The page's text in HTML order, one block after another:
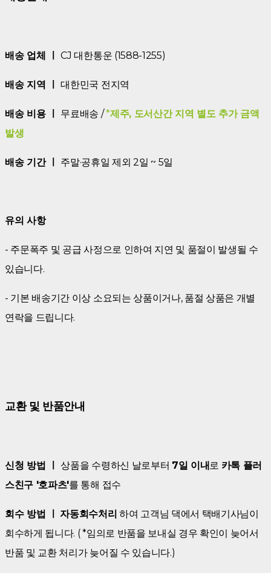
배송 업체 ㅣCJ 대한통운 (1588-1255)
배송 지역 ㅣ대한민국 전지역
배송 비용 ㅣ 무료배송 /*제주, 도서산간 지역 별도 추가 금액
발생
배송 기간 ㅣ 주말·공휴일 제외 2일 ~ 5일
유의 사항
- 주문폭주 및 공급 사정으로 인하여 지연 및 품절이 발생될 수
있습니다.
- 기본 배송기간 이상 소요되는 상품이거나, 품절 상품은 개별
연락을 드립니다.
교환 및 반품안내
신청 방법 ㅣ상품을 수령하신 날로부터 7일 이내로 카톡 플러
스친구 '호파츠'를 통해 접수
회수 방법 ㅣ 자동회수처리 하여 고객님 댁에서 택배기사님이
회수하게 됩니다. ( *임의로 반품을 보내실 경우 확인이 늦어서
반품 및 교환 처리가 늦어질 수 있습니다.)